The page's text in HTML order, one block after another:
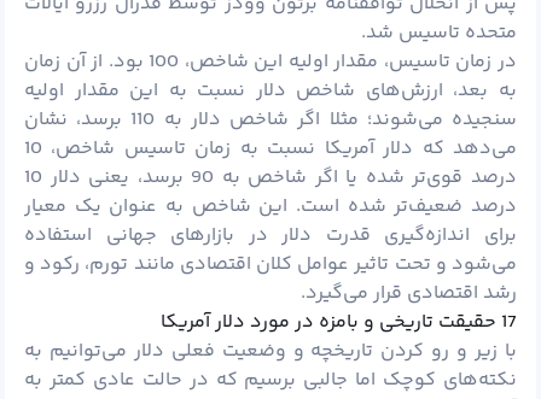
متحده تاسیس شد.
در زمان تاسیس، مقدار اولیه این شاخص، 100 بود. از آن زمان
به بعد، ارزش‌های شاخص دلار نسبت به این مقدار اولیه
سنجیده می‌شوند؛ مثلا اگر شاخص دلار به 110 برسد، نشان
می‌دهد که دلار آمریکا نسبت به زمان تاسیس شاخص، 10
درصد قوی‌تر شده یا اگر شاخص به 90 برسد، یعنی دلار 10
درصد ضعیف‌تر شده است. این شاخص به عنوان یک معیار
برای اندازه‌گیری قدرت دلار در بازارهای جهانی استفاده
می‌شود و تحت تاثیر عوامل کلان اقتصادی مانند تورم، رکود و
رشد اقتصادی قرار می‌گیرد.
17 حقیقت تاریخی و بامزه در مورد دلار آمریکا
با زیر و رو کردن تاریخچه و وضعیت فعلی دلار می‌توانیم به
نکته‌های کوچک اما جالبی برسیم که در حالت عادی کمتر به